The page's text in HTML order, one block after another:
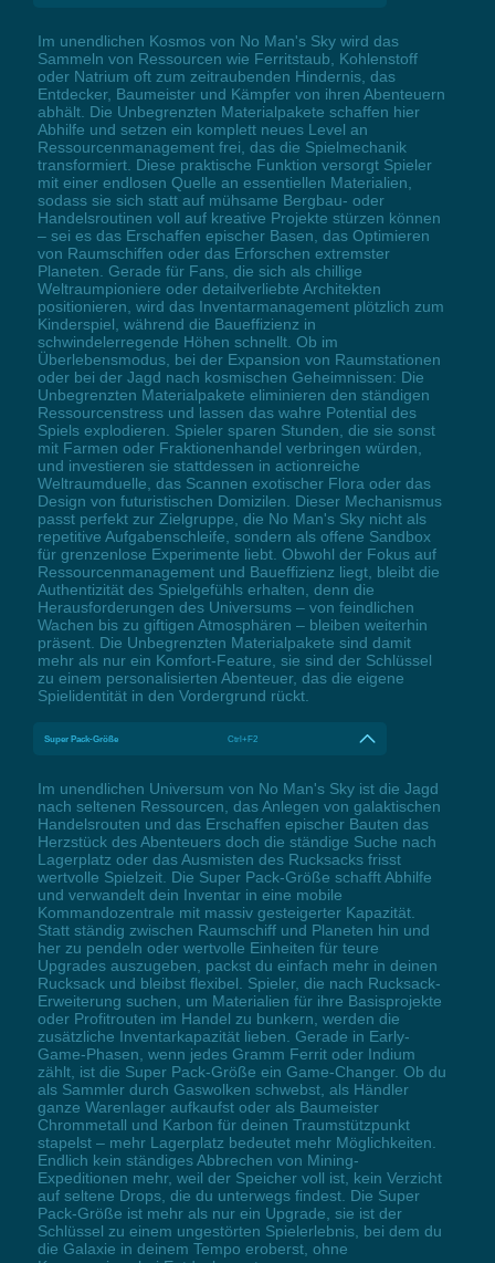
Im unendlichen Kosmos von No Man's Sky wird das
Sammeln von Ressourcen wie Ferritstaub, Kohlenstoff
oder Natrium oft zum zeitraubenden Hindernis, das
Entdecker, Baumeister und Kämpfer von ihren Abenteuern
abhält. Die Unbegrenzten Materialpakete schaffen hier
Abhilfe und setzen ein komplett neues Level an
Ressourcenmanagement frei, das die Spielmechanik
transformiert. Diese praktische Funktion versorgt Spieler
mit einer endlosen Quelle an essentiellen Materialien,
sodass sie sich statt auf mühsame Bergbau- oder
Handelsroutinen voll auf kreative Projekte stürzen können
– sei es das Erschaffen epischer Basen, das Optimieren
von Raumschiffen oder das Erforschen extremster
Planeten. Gerade für Fans, die sich als chillige
Weltraumpioniere oder detailverliebte Architekten
positionieren, wird das Inventarmanagement plötzlich zum
Kinderspiel, während die Baueffizienz in
schwindelerregende Höhen schnellt. Ob im
Überlebensmodus, bei der Expansion von Raumstationen
oder bei der Jagd nach kosmischen Geheimnissen: Die
Unbegrenzten Materialpakete eliminieren den ständigen
Ressourcenstress und lassen das wahre Potential des
Spiels explodieren. Spieler sparen Stunden, die sie sonst
mit Farmen oder Fraktionenhandel verbringen würden,
und investieren sie stattdessen in actionreiche
Weltraumduelle, das Scannen exotischer Flora oder das
Design von futuristischen Domizilen. Dieser Mechanismus
passt perfekt zur Zielgruppe, die No Man's Sky nicht als
repetitive Aufgabenschleife, sondern als offene Sandbox
für grenzenlose Experimente liebt. Obwohl der Fokus auf
Ressourcenmanagement und Baueffizienz liegt, bleibt die
Authentizität des Spielgefühls erhalten, denn die
Herausforderungen des Universums – von feindlichen
Wachen bis zu giftigen Atmosphären – bleiben weiterhin
präsent. Die Unbegrenzten Materialpakete sind damit
mehr als nur ein Komfort-Feature, sie sind der Schlüssel
zu einem personalisierten Abenteuer, das die eigene
Spielidentität in den Vordergrund rückt.
Super Pack-Größe Ctrl+F2
Im unendlichen Universum von No Man's Sky ist die Jagd
nach seltenen Ressourcen, das Anlegen von galaktischen
Handelsrouten und das Erschaffen epischer Bauten das
Herzstück des Abenteuers doch die ständige Suche nach
Lagerplatz oder das Ausmisten des Rucksacks frisst
wertvolle Spielzeit. Die Super Pack-Größe schafft Abhilfe
und verwandelt dein Inventar in eine mobile
Kommandozentrale mit massiv gesteigerter Kapazität.
Statt ständig zwischen Raumschiff und Planeten hin und
her zu pendeln oder wertvolle Einheiten für teure
Upgrades auszugeben, packst du einfach mehr in deinen
Rucksack und bleibst flexibel. Spieler, die nach Rucksack-
Erweiterung suchen, um Materialien für ihre Basisprojekte
oder Profitrouten im Handel zu bunkern, werden die
zusätzliche Inventarkapazität lieben. Gerade in Early-
Game-Phasen, wenn jedes Gramm Ferrit oder Indium
zählt, ist die Super Pack-Größe ein Game-Changer. Ob du
als Sammler durch Gaswolken schwebst, als Händler
ganze Warenlager aufkaufst oder als Baumeister
Chrommetall und Karbon für deinen Traumstützpunkt
stapelst – mehr Lagerplatz bedeutet mehr Möglichkeiten.
Endlich kein ständiges Abbrechen von Mining-
Expeditionen mehr, weil der Speicher voll ist, kein Verzicht
auf seltene Drops, die du unterwegs findest. Die Super
Pack-Größe ist mehr als nur ein Upgrade, sie ist der
Schlüssel zu einem ungestörten Spielerlebnis, bei dem du
die Galaxie in deinem Tempo eroberst, ohne